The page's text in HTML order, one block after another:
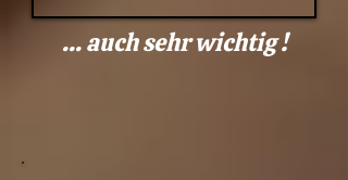
... auch sehr wichtig !